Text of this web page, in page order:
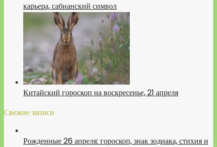
карьера, сабианский символ
Китайский гороскоп на воскресенье, 21 апреля
Свежие записи
Рожденные 26 апреля: гороскоп, знак зодиака, стихия и